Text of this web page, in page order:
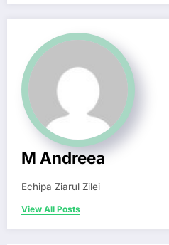
M Andreea
Echipa Ziarul Zilei
View All Posts